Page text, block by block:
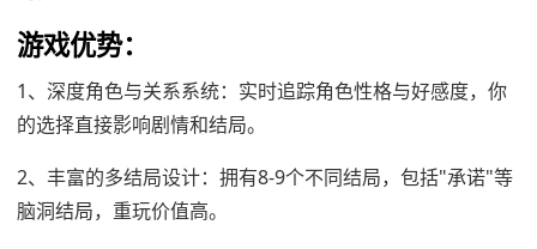
游戏优势：
1、‌深度角色与关系系统‌：实时追踪角色性格与好感度，你
的选择直接影响剧情和结局。
2、‌丰富的多结局设计‌：拥有8-9个不同结局，包括"承诺"等
脑洞结局，重玩价值高。